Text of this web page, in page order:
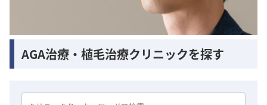
AGA治療・植毛治療クリニックを探す